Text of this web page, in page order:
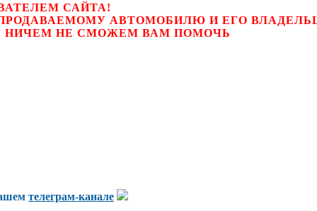
САЙТА!
АВТОМОБИЛЮ И ЕГО
мы НИЧЕМ НЕ СМОЖЕМ ВАМ ПОМОЧЬ
телеграм-канале